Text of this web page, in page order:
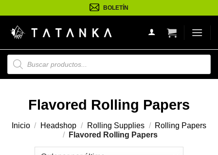
al
contenido
BOLETÍN
Búsqueda
de
productos
Flavored Rolling Papers
Inicio / Headshop / Rolling Supplies /
Rolling Papers
/
Flavored Rolling Papers